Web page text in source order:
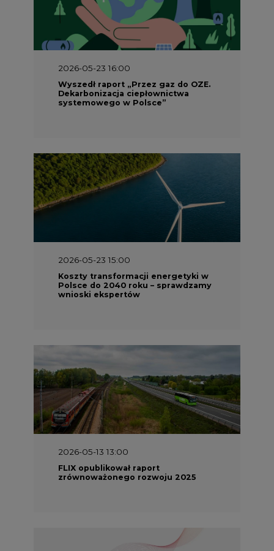
2026-05-23 16:00
Wyszedł raport „Przez gaz do OZE.
Dekarbonizacja ciepłownictwa
systemowego w Polsce”
2026-05-23 15:00
Koszty transformacji energetyki w
Polsce do 2040 roku – sprawdzamy
wnioski ekspertów
2026-05-13 13:00
FLIX opublikował raport
zrównoważonego rozwoju 2025